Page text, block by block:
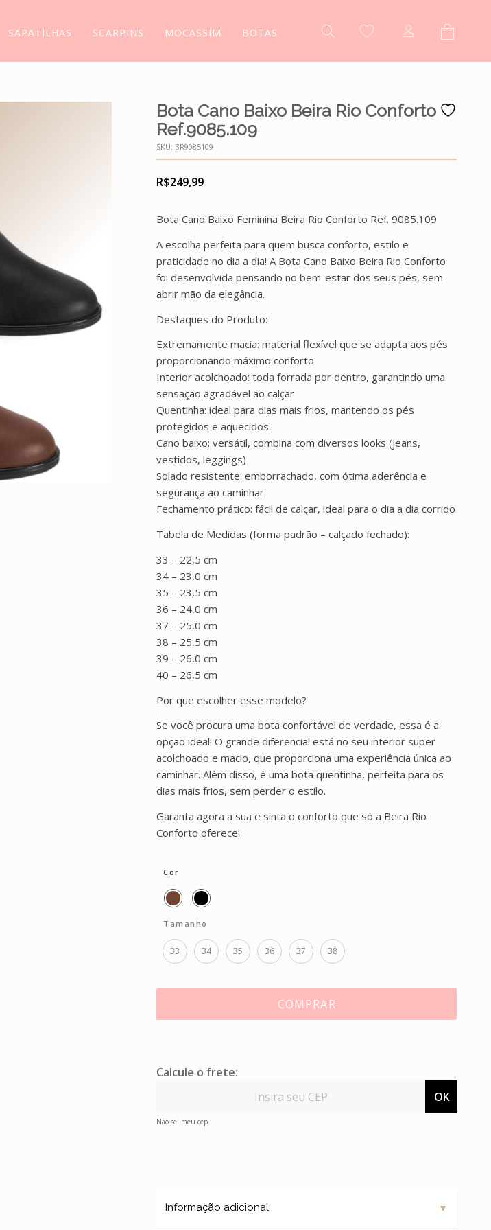
SAPATILHAS SCARPINS MOCASSIM BOTAS
Bota Cano Baixo Beira Rio Conforto
Ref.9085.109
SKU: BR9085109
R$249,99
Bota Cano Baixo Feminina Beira Rio Conforto Ref. 9085.109
A escolha perfeita para quem busca conforto, estilo e
praticidade no dia a dia! A Bota Cano Baixo Beira Rio Conforto
foi desenvolvida pensando no bem-estar dos seus pés, sem
abrir mão da elegância.
Destaques do Produto:
Extremamente macia: material flexível que se adapta aos pés
proporcionando máximo conforto
Interior acolchoado: toda forrada por dentro, garantindo uma
sensação agradável ao calçar
Quentinha: ideal para dias mais frios, mantendo os pés
protegidos e aquecidos
Cano baixo: versátil, combina com diversos looks (jeans,
vestidos, leggings)
Solado resistente: emborrachado, com ótima aderência e
segurança ao caminhar
Fechamento prático: fácil de calçar, ideal para o dia a dia corrido
Tabela de Medidas (forma padrão – calçado fechado):
33 – 22,5 cm
34 – 23,0 cm
35 – 23,5 cm
36 – 24,0 cm
37 – 25,0 cm
38 – 25,5 cm
39 – 26,0 cm
40 – 26,5 cm
Por que escolher esse modelo?
Se você procura uma bota confortável de verdade, essa é a
opção ideal! O grande diferencial está no seu interior super
acolchoado e macio, que proporciona uma experiência única ao
caminhar. Além disso, é uma bota quentinha, perfeita para os
dias mais frios, sem perder o estilo.
Garanta agora a sua e sinta o conforto que só a Beira Rio
Conforto oferece!
Cor
Tamanho
33 34 35 36 37 38
COMPRAR
Calcule o frete:
OK
Não sei meu cep
Informação adicional ▼